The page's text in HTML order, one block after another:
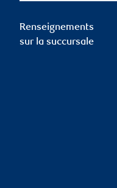
Renseignements
sur la succursale